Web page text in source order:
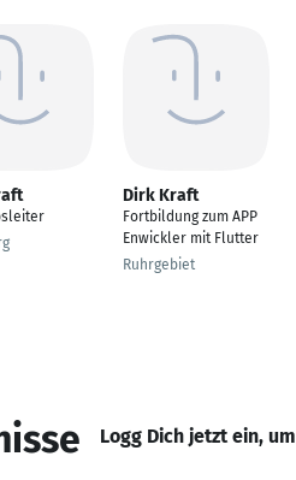
Dirk Kraft
Fortbildung zum APP
Enwickler mit Flutter
Ruhrgebiet
Logg Dich jetzt ein,